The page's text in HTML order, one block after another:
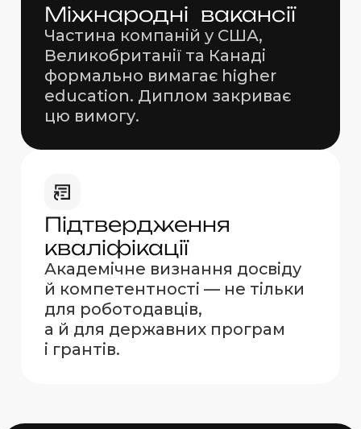
Міжнародні вакансії
Частина компаній у США,
Великобританії та Канаді
формально вимагає higher
education. Диплом закриває
цю вимогу.
Підтвердження
кваліфікації
Академічне визнання досвіду
й компетентності — не тільки
для роботодавців,
а й для державних програм
і грантів.